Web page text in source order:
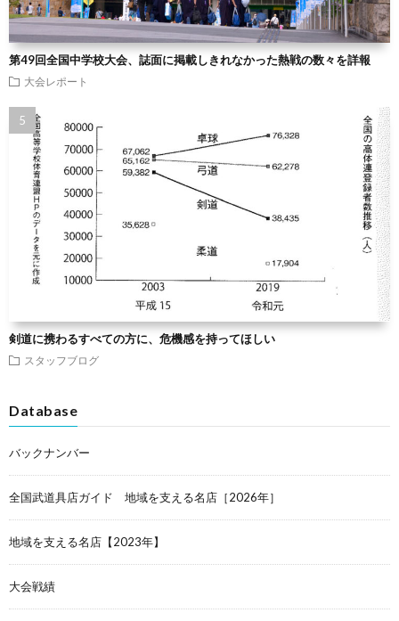
第49回全国中学校大会、誌面に掲載しきれなかった熱戦の数々を詳報
大会レポート
剣道に携わるすべての方に、危機感を持ってほしい
スタッフブログ
Database
バックナンバー
全国武道具店ガイド 地域を支える名店［2026年］
地域を支える名店【2023年】
大会戦績